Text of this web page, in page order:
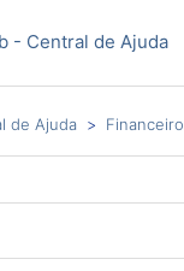
- Central de Ajuda
de Ajuda Financeiro